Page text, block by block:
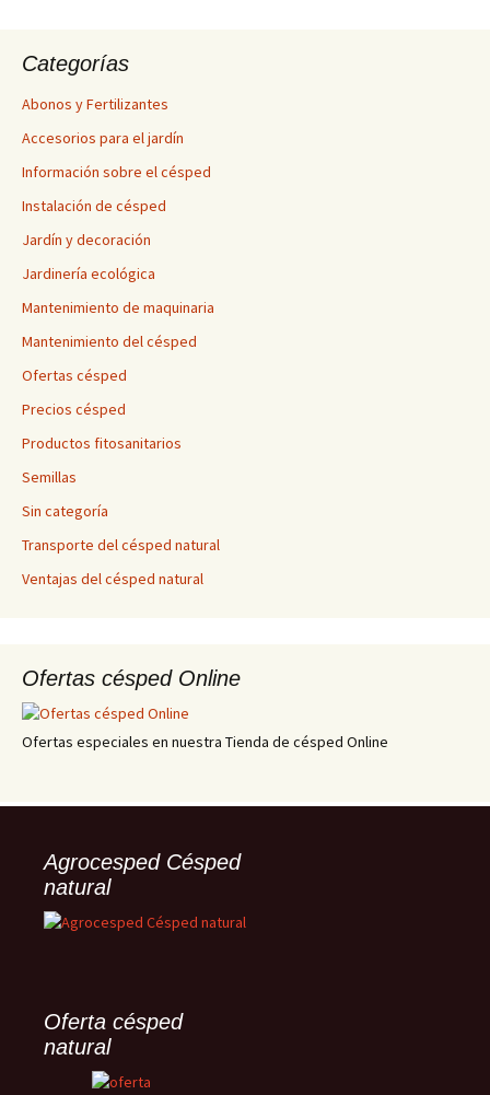
Categorías
Abonos y Fertilizantes
Accesorios para el jardín
Información sobre el césped
Instalación de césped
Jardín y decoración
Jardinería ecológica
Mantenimiento de maquinaria
Mantenimiento del césped
Ofertas césped
Precios césped
Productos fitosanitarios
Semillas
Sin categoría
Transporte del césped natural
Ventajas del césped natural
Ofertas césped Online
Ofertas especiales en nuestra Tienda de césped Online
Agrocesped Césped
natural
Oferta césped
natural